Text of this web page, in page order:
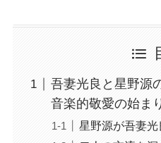
吾妻光良と星野源
音楽的敬愛の始ま
星野源が吾妻